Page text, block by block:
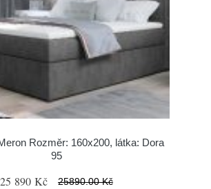
Rozměr: 160x200, látka: Dora
95
25 890 Kč 25890.00 Kč